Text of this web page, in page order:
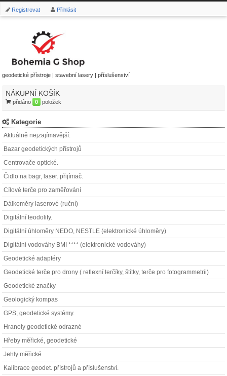
Registrovat Přihlásit
geodetické přístroje | stavební lasery | příslušenství
NÁKUPNÍ KOŠÍK
přidáno 0 položek
Kategorie
Aktuálně nejzajímavější.
Bazar geodetických přístrojů
Centrovače optické.
Čidlo na bagr, laser. přijímač.
Cílové terče pro zaměřování
Dálkoměry laserové (ruční)
Digitální teodolity.
Digitální úhloměry NEDO, NESTLE (elektronické úhloměry)
Digitální vodováhy BMI **** (elektronické vodováhy)
Geodetické adaptéry
Geodetické terče pro drony ( reflexní terčíky, štítky, terče pro fotogrammetrii)
Geodetické značky
Geologický kompas
GPS, geodetické systémy.
Hranoly geodetické odrazné
Hřeby měřické, geodetické
Jehly měřické
Kalibrace geodet. přístrojů a příslušenství.